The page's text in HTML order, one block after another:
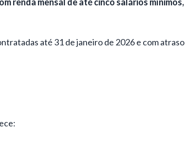
renda mensal de até cinco salários mínimos,
até 31 de janeiro de 2026 e com atraso